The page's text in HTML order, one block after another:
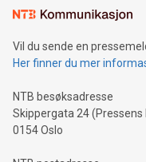
Vil du sende en
Her finner du mer
NTB besøksadresse
Skippergata 24 (Pressens
0154 Oslo